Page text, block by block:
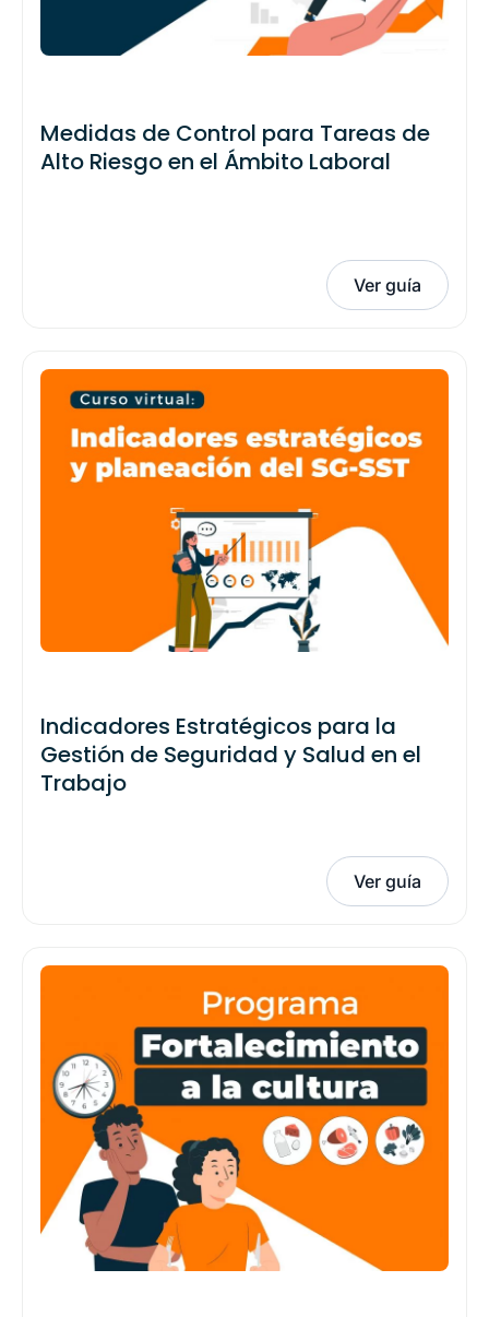
Medidas de Control para Tareas de
Alto Riesgo en el Ámbito Laboral
Ver guía
Indicadores Estratégicos para la
Gestión de Seguridad y Salud en el
Trabajo
Ver guía